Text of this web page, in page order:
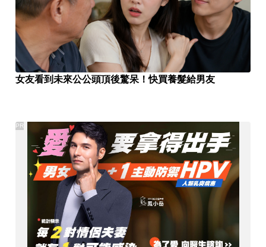
女友看到未來公公頭頂後驚呆！快買養髮給男友
PR